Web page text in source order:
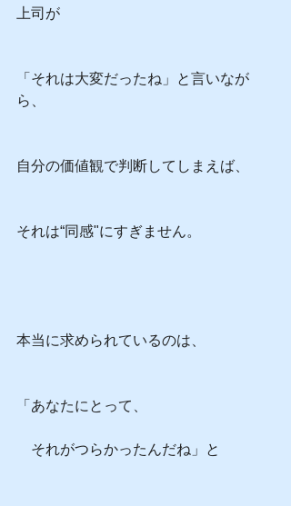
上司が
「それは大変だったね」と言いなが
ら、
自分の価値観で判断してしまえば、
それは“同感"にすぎません。
本当に求められているのは、
「あなたにとって、
それがつらかったんだね」と